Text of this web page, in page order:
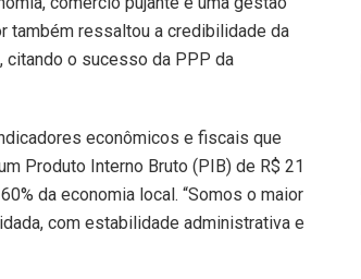
também ressaltou a credibilidade da
citando o sucesso da PPP da
econômicos e fiscais que
Produto Interno Bruto (PIB) de R$ 21
da economia local. “Somos o maior
com estabilidade administrativa e